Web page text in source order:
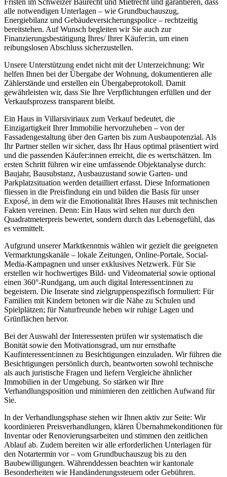
alle notwendigen Unterlagen – wie Grundbuchauszug,
Energiebilanz und Gebäudeversicherungspolice – rechtzeitig
bereitstehen. Auf Wunsch begleiten wir Sie auch zur
Finanzierungsbestätigung Ihres/ Ihrer Käufer:in, um einen
reibungslosen Abschluss sicherzustellen.
Unsere Unterstützung endet nicht mit der Unterzeichnung: Wir
helfen Ihnen bei der Übergabe der Wohnung, dokumentieren alle
Zählerstände und erstellen ein Übergabeprotokoll. Damit
gewährleisten wir, dass Sie Ihre Verpflichtungen erfüllen und der
Verkaufsprozess transparent bleibt.
Ein Haus in Villarsiviriaux zum Verkauf bedeutet, die
Einzigartigkeit Ihrer Immobilie hervorzuheben – von der
Fassadengestaltung über den Garten bis zum Ausbaupotenzial. Als
Ihr Partner stellen wir sicher, dass Ihr Haus optimal präsentiert wird
und die passenden Käufer:innen erreicht, die es wertschätzen. Im
ersten Schritt führen wir eine umfassende Objektanalyse durch:
Baujahr, Bausubstanz, Ausbauzustand sowie Garten- und
Parkplatzsituation werden detailliert erfasst. Diese Informationen
fliessen in die Preisfindung ein und bilden die Basis für unser
Exposé, in dem wir die Emotionalität Ihres Hauses mit technischen
Fakten vereinen. Denn: Ein Haus wird selten nur durch den
Quadratmeterpreis bewertet, sondern durch das Lebensgefühl, das
es vermittelt.
Aufgrund unserer Marktkenntnis wählen wir gezielt die geeigneten
Vermarktungskanäle – lokale Zeitungen, Online-Portale, Social-
Media-Kampagnen und unser exklusives Netzwerk. Für Sie
erstellen wir hochwertiges Bild- und Videomaterial sowie optional
einen 360°-Rundgang, um auch digital Interessent:innen zu
begeistern. Die Inserate sind zielgruppenspezifisch formuliert: Für
Familien mit Kindern betonen wir die Nähe zu Schulen und
Spielplätzen; für Naturfreunde heben wir ruhige Lagen und
Grünflächen hervor.
Bei der Auswahl der Interessenten prüfen wir systematisch die
Bonität sowie den Motivationsgrad, um nur ernsthafte
Kaufinteressent:innen zu Besichtigungen einzuladen. Wir führen die
Besichtigungen persönlich durch, beantworten sowohl technische
als auch juristische Fragen und liefern Vergleiche ähnlicher
Immobilien in der Umgebung. So stärken wir Ihre
Verhandlungsposition und minimieren den zeitlichen Aufwand für
Sie.
In der Verhandlungsphase stehen wir Ihnen aktiv zur Seite: Wir
koordinieren Preisverhandlungen, klären Übernahmekonditionen für
Inventar oder Renovierungsarbeiten und stimmen den zeitlichen
Ablauf ab. Zudem bereiten wir alle erforderlichen Unterlagen für
den Notartermin vor – vom Grundbuchauszug bis zu den
Baubewilligungen. Währenddessen beachten wir kantonale
Besonderheiten wie Handänderungssteuern oder Gebühren.